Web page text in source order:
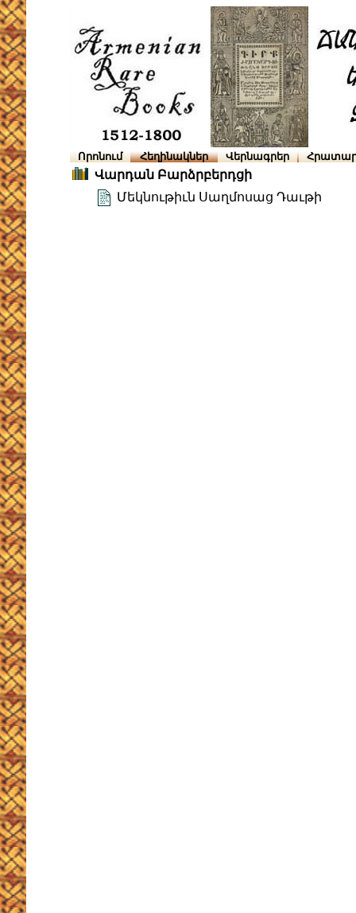
Որոնում Հեղինակներ Վերնագրեր
Վարդան Բարձրբերդցի
Մեկնութիւն Սաղմոսաց Դաւթի